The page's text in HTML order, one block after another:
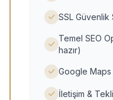
SSL Güvenlik
Temel SEO
hazır)
Google
İletişim &